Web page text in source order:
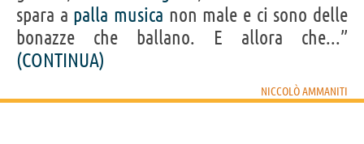
spara a palla musica non male e ci sono delle
bonazze che ballano. E allora che...”
(CONTINUA)
NICCOLÒ AMMANITI